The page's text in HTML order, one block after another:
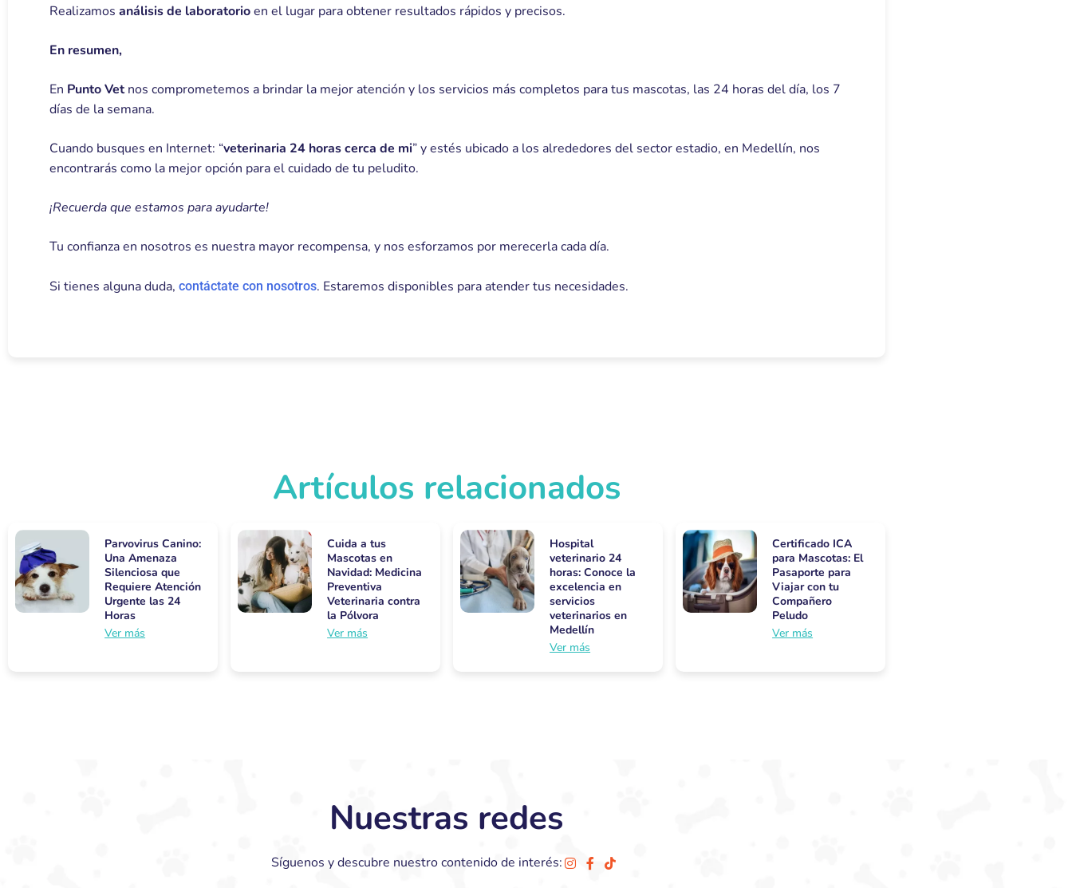
Realizamos análisis de laboratorioen el lugar para obtener resultados rápidos y precisos.
En resumen,
En Punto Vetnos comprometemos a brindar la mejor atención y los servicios más completos para tus mascotas, las 24 horas del día, los 7
días de la semana.
Cuando busques en Internet: “veterinaria 24 horas cerca de mi” y estés ubicado a los alrededores del sector estadio, en Medellín, nos
encontrarás como la mejor opción para el cuidado de tu peludito.
¡Recuerda que estamos para ayudarte!
Tu confianza en nosotros es nuestra mayor recompensa, y nos esforzamos por merecerla cada día.
Si tienes alguna duda, contáctate con nosotros. Estaremos disponibles para atender tus necesidades.
Artículos relacionados
Parvovirus Canino:
Una Amenaza
Silenciosa que
Requiere Atención
Urgente las 24
Horas
Ver más
Cuida a tus
Mascotas en
Navidad: Medicina
Preventiva
Veterinaria contra
la Pólvora
Ver más
Hospital
veterinario 24
horas: Conoce la
excelencia en
servicios
veterinarios en
Medellín
Ver más
Certificado ICA
para Mascotas: El
Pasaporte para
Viajar con tu
Compañero
Peludo
Ver más
Nuestras redes
Síguenos y descubre nuestro contenido de interés: